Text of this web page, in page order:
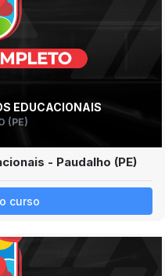
EDUCACIONAIS
(PE)
- Paudalho (PE)
curso